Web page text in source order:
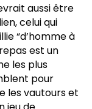
aussi être
celui qui
“d’homme à
est un
les plus
pour
les vautours et